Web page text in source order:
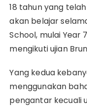
18 tahun yang
akan belajar
School, mulai Year
mengikuti ujian
Yang kedua
menggunakan
pengantar kecuali